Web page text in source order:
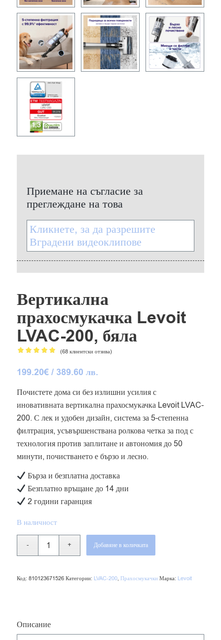
Приемане на съгласие за
преглеждане на това
Кликнете, за да разрешите
Вградени видеоклипове
Вертикална
прахосмукачка Levoit
LVAC-200, бяла
4.91от 5,
68
(68клиентски отзива)
199.20€/ 389.60 лв.
Почистете дома си без излишни усилия с
иновативната вертикална прахосмукачка Levoit LVAC-
200. С лек и удобен дизайн, система за 5-степенна
филтрация, усъвършенствана ролкова четка за под с
технология против заплитане и автономия до 50
минути, почистването е бързо и лесно.
Бърза и безплатна доставка
Безплатно връщане до 14 дни
2 години гаранция
В наличност
Добавяне в количката
Код: 810123671526 Категории: LVAC-200, Прахосмукачки Марка: Levoit
Описание